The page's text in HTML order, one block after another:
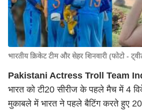
भारतीय क्रिकेट टीम और सेहर शिनवारी (फोटो -
Pakistani Actress Troll Team
भारत को टी20 सीरीज के पहले मैच में 4
मुकाबले में भारत ने पहले बैटिंग करते हुए